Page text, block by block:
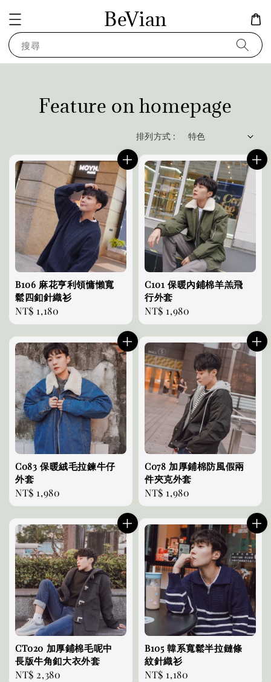
BeVian
搜尋
Feature on homepage
排列方式 :
B106 麻花亨利領慵懶寬
鬆四釦針織衫
Regular
price
NT$ 1,180
C101 保暖內鋪棉羊羔飛
行外套
Regular
price
NT$ 1,980
C083 保暖絨毛拉鍊牛仔
外套
Regular
price
NT$ 1,980
C078 加厚鋪棉防風假兩
件夾克外套
Regular
price
NT$ 1,980
CT020 加厚鋪棉毛呢中
長版牛角釦大衣外套
Regular
NT$ 2,380
B105 韓系寬鬆半拉鏈條
紋針織衫
Regular
NT$ 1,180